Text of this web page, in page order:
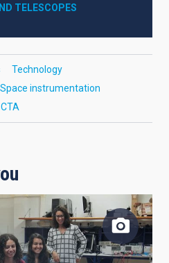
TELESCOPES
Technology
Space instrumentation
CTA